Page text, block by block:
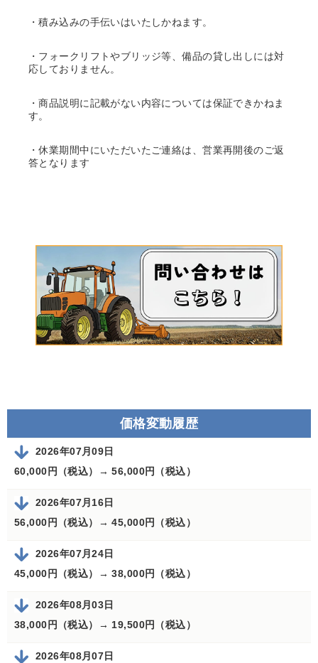
・積み込みの手伝いはいたしかねます。
・フォークリフトやブリッジ等、備品の貸し出しには対
応しておりません。
・商品説明に記載がない内容については保証できかねま
す。
・休業期間中にいただいたご連絡は、営業再開後のご返
答となります
価格変動履歴
2026年07月09日
60,000円（税込）→ 56,000円（税込）
2026年07月16日
56,000円（税込）→ 45,000円（税込）
2026年07月24日
45,000円（税込）→ 38,000円（税込）
2026年08月03日
38,000円（税込）→ 19,500円（税込）
2026年08月07日